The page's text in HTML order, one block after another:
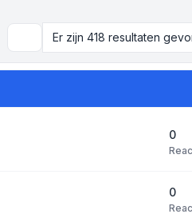
Er zijn 418 resultaten
0
0